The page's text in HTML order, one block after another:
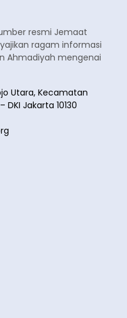
resmi Jemaat
ragam informasi
Ahmadiyah mengenai
Utara, Kecamatan
Jakarta 10130